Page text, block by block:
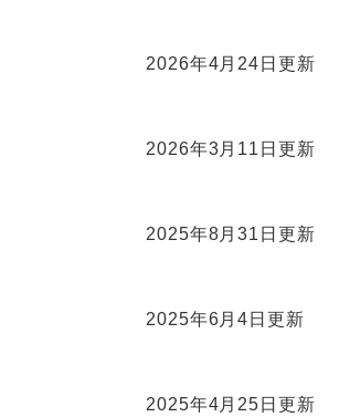
2026年4月24日更新
2026年3月11日更新
2025年8月31日更新
2025年6月4日更新
2025年4月25日更新